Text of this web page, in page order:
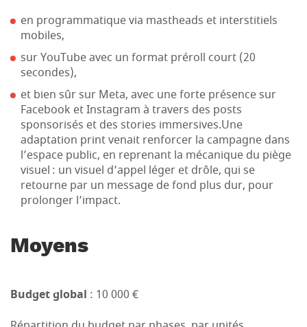
en programmatique via mastheads et interstitiels
mobiles,
sur YouTube avec un format préroll court (20
secondes),
et bien sûr sur Meta, avec une forte présence sur
Facebook et Instagram à travers des posts
sponsorisés et des stories immersives.Une
adaptation print venait renforcer la campagne dans
l’espace public, en reprenant la mécanique du piège
visuel : un visuel d’appel léger et drôle, qui se
retourne par un message de fond plus dur, pour
prolonger l’impact.
Moyens
Budget global : 10 000 €